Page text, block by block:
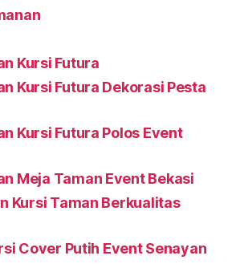
Kursi Futura
Kursi Futura Dekorasi Pesta
Kursi Futura Polos Event
Meja Taman Event Bekasi
Kursi Taman Berkualitas
Cover Putih Event Senayan